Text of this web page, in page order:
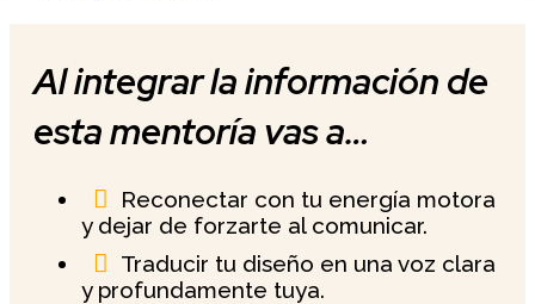
Al integrar la información de
esta mentoría vas a…

Reconectar con tu energía motora
y dejar de forzarte al comunicar.
 Traducir tu diseño en una voz clara
y profundamente tuya.